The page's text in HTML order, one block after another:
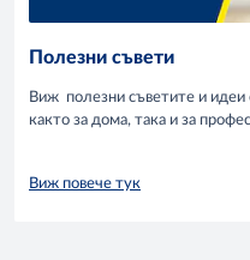
Полезни съвети
Виж полезни съветите и
както за дома, така и за
Виж повече тук